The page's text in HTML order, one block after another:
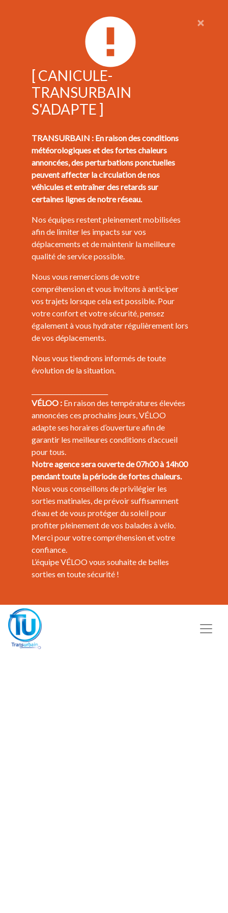
×
[ CANICULE-
TRANSURBAIN
S'ADAPTE ]
TRANSURBAIN : En raison des conditions
météorologiques et des fortes chaleurs
annoncées, des perturbations ponctuelles
peuvent affecter la circulation de nos
véhicules et entraîner des retards sur
certaines lignes de notre réseau.
Nos équipes restent pleinement mobilisées
afin de limiter les impacts sur vos
déplacements et de maintenir la meilleure
qualité de service possible.
Nous vous remercions de votre
compréhension et vous invitons à anticiper
vos trajets lorsque cela est possible. Pour
votre confort et votre sécurité, pensez
également à vous hydrater régulièrement lors
de vos déplacements.
Nous vous tiendrons informés de toute
évolution de la situation.
VÉLOO : En raison des températures élevées
annoncées ces prochains jours, VÉLOO
adapte ses horaires d’ouverture afin de
garantir les meilleures conditions d’accueil
pour tous.
Notre agence sera ouverte de 07h00 à 14h00
pendant toute la période de fortes chaleurs.
Nous vous conseillons de privilégier les
sorties matinales, de prévoir suffisamment
d’eau et de vous protéger du soleil pour
profiter pleinement de vos balades à vélo.
Merci pour votre compréhension et votre
confiance.
L’équipe VÉLOO vous souhaite de belles
sorties en toute sécurité !